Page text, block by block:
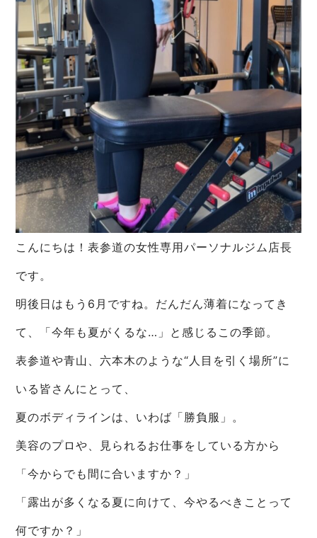
こんにちは！表参道の女性専用パーソナルジム店長
です。
明後日はもう6月ですね。だんだん薄着になってき
て、「今年も夏がくるな…」と感じるこの季節。
表参道や青山、六本木のような“人目を引く場所”に
いる皆さんにとって、
夏のボディラインは、いわば「勝負服」。
美容のプロや、見られるお仕事をしている方から
「今からでも間に合いますか？」
「露出が多くなる夏に向けて、今やるべきことって
何ですか？」